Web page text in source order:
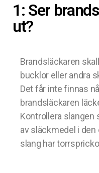
1: Ser
ut?
Brandsläckaren
bucklor eller andra
Det får inte finnas
brandsläckaren
Kontrollera slangen
av släckmedel i
slang har